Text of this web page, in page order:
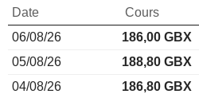
Date Cours
06/08/26
186,00 GBX
05/08/26
188,80 GBX
04/08/26
186,80 GBX